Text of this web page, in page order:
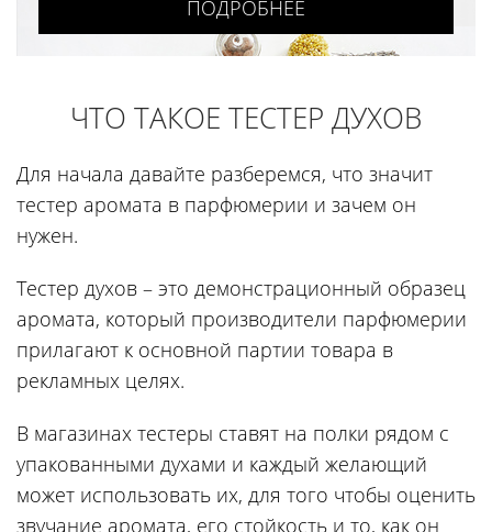
ПОДРОБНЕЕ
ЧТО ТАКОЕ ТЕСТЕР ДУХОВ
Для начала давайте разберемся, что значит
тестер аромата в парфюмерии и зачем он
нужен.
Тестер духов – это демонстрационный образец
аромата, который производители парфюмерии
прилагают к основной партии товара в
рекламных целях.
В магазинах тестеры ставят на полки рядом с
упакованными духами и каждый желающий
может использовать их, для того чтобы оценить
звучание аромата, его стойкость и то, как он